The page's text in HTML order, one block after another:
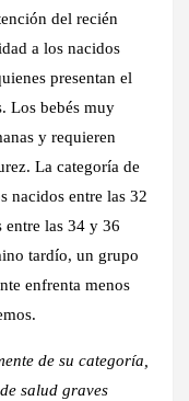
del recién
a los nacidos
presentan el
Los bebés muy
y requieren
La categoría de
nacidos entre las 32
entre las 34 y 36
tardío, un grupo
enfrenta menos
de su categoría,
salud graves